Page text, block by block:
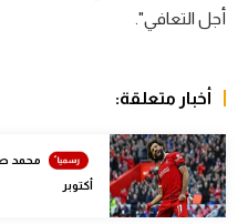
دوري أبطال أوروبا
أمم إفريقيا
كرة السلة الأمريكية
أجل التعافي".
أخبار متعلقة:
محمد
أكتوبر